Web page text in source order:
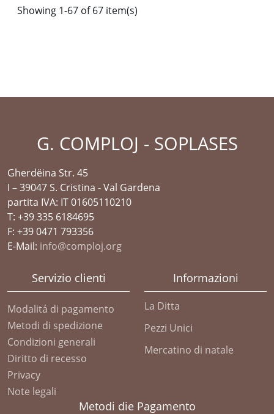
Showing 1-67 of 67 item(s)
G. COMPLOJ - SOPLASES
Gherdëina Str. 45
I – 39047 S. Cristina - Val Gardena
partita IVA: IT 01605110210
T: +39 335 6184695
F: +39 0471 793356
E-Mail: info@comploj.org
Servizio clienti
Modalitá di pagamento
Metodi di spedizione
Condizioni generali
Diritto di recesso
Privacy
Note legali
Informazioni
La Ditta
Pezzi Unici
Mercatino di natale
Metodi die Pagamento